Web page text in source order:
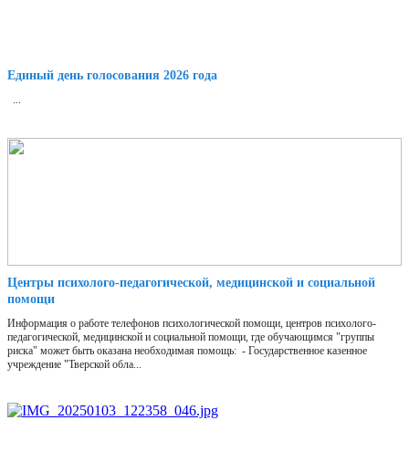
Единый день голосования 2026 года
...
Центры психолого-педагогической, медицинской и социальной
помощи
Информация о работе телефонов психологической помощи, центров психолого-
педагогической, медицинской и социальной помощи, где обучающимся "группы
риска" может быть оказана необходимая помощь: - Государственное казенное
учреждение "Тверской обла...